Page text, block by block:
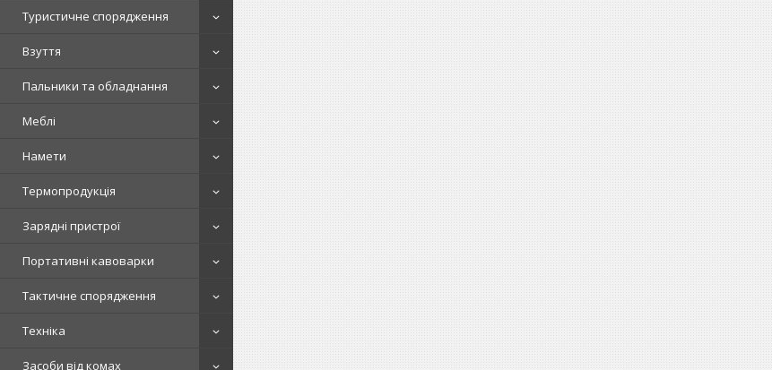
Туристичне спорядження
Взуття
Пальники та обладнання
Меблі
Намети
Термопродукція
Зарядні пристрої
Портативні кавоварки
Тактичне спорядження
Техніка
Засоби від комах